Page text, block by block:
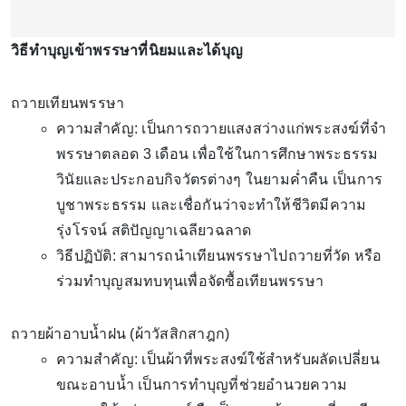
วิธีทำบุญเข้าพรรษาที่นิยมและได้บุญ
ถวายเทียนพรรษา
ความสำคัญ: เป็นการถวายแสงสว่างแก่พระสงฆ์ที่จำ
พรรษาตลอด 3 เดือน เพื่อใช้ในการศึกษาพระธรรม
วินัยและประกอบกิจวัตรต่างๆ ในยามค่ำคืน เป็นการ
บูชาพระธรรม และเชื่อกันว่าจะทำให้ชีวิตมีความ
รุ่งโรจน์ สติปัญญาเฉลียวฉลาด
วิธีปฏิบัติ: สามารถนำเทียนพรรษาไปถวายที่วัด หรือ
ร่วมทำบุญสมทบทุนเพื่อจัดซื้อเทียนพรรษา
ถวายผ้าอาบน้ำฝน (ผ้าวัสสิกสาฎก)
ความสำคัญ: เป็นผ้าที่พระสงฆ์ใช้สำหรับผลัดเปลี่ยน
ขณะอาบน้ำ เป็นการทำบุญที่ช่วยอำนวยความ